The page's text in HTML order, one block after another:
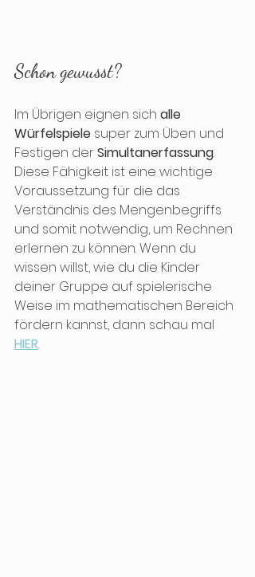
Schon gewusst?
Im Übrigen eignen sich alle
Würfelspiele super zum Üben und
Festigen der Simultanerfassung.
Diese Fähigkeit ist eine wichtige
Voraussetzung für die das
Verständnis des Mengenbegriffs
und somit notwendig, um Rechnen
erlernen zu können. Wenn du
wissen willst, wie du die Kinder
deiner Gruppe auf spielerische
Weise im mathematischen Bereich
fördern kannst, dann schau mal
HIER.